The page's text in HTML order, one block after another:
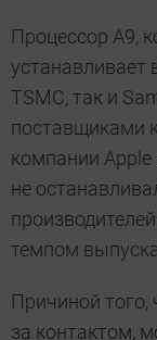
Процессор А9,
устанавливает
TSMC, так и
поставщиками
компании Apple
не
темпом
Причиной того,
за контактом,